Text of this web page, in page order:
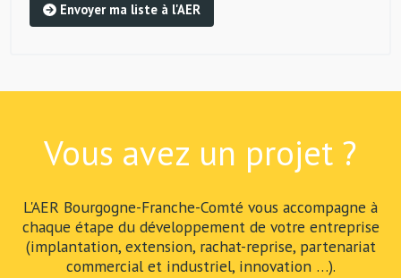
Envoyer ma liste à l'AER
Vous avez un projet ?
L'AER Bourgogne-Franche-Comté vous accompagne à
chaque étape du développement de votre entreprise
(implantation, extension, rachat-reprise, partenariat
commercial et industriel, innovation …).